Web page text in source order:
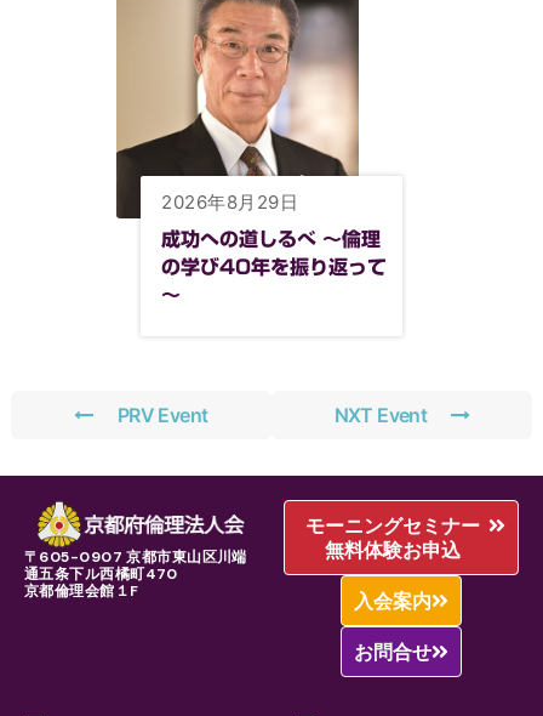
2026年8月29日
成功への道しるべ ～倫理
の学び40年を振り返って
～
PRV Event NXT Event
〒605-0907 京都市東山区川端
通五条下ル西橘町470
京都倫理会館１F
モーニングセミナー
無料体験お申込
入会案内
お問合せ